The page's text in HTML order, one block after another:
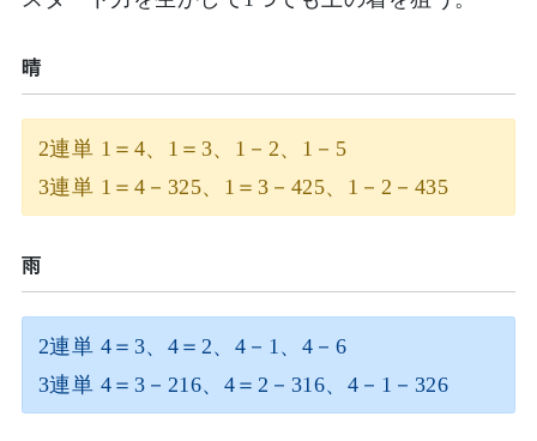
晴
2連単 1＝4、1＝3、1－2、1－5
3連単 1＝4－325、1＝3－425、1－2－435
雨
2連単 4＝3、4＝2、4－1、4－6
3連単 4＝3－216、4＝2－316、4－1－326